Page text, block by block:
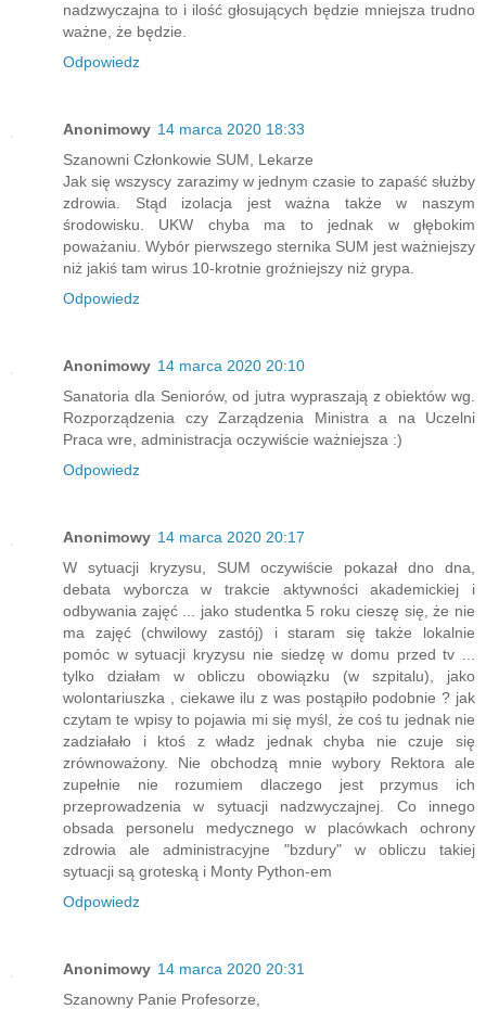
nadzwyczajna to i ilość głosujących będzie mniejsza trudno
ważne, że będzie.
Odpowiedz
Anonimowy 14 marca 2020 18:33
Szanowni Członkowie SUM, Lekarze
Jak się wszyscy zarazimy w jednym czasie to zapaść służby
zdrowia. Stąd izolacja jest ważna także w naszym
środowisku. UKW chyba ma to jednak w głębokim
poważaniu. Wybór pierwszego sternika SUM jest ważniejszy
niż jakiś tam wirus 10-krotnie groźniejszy niż grypa.
Odpowiedz
Anonimowy 14 marca 2020 20:10
Sanatoria dla Seniorów, od jutra wypraszają z obiektów wg.
Rozporządzenia czy Zarządzenia Ministra a na Uczelni
Praca wre, administracja oczywiście ważniejsza :)
Odpowiedz
Anonimowy 14 marca 2020 20:17
W sytuacji kryzysu, SUM oczywiście pokazał dno dna,
debata wyborcza w trakcie aktywności akademickiej i
odbywania zajęć ... jako studentka 5 roku cieszę się, że nie
ma zajęć (chwilowy zastój) i staram się także lokalnie
pomóc w sytuacji kryzysu nie siedzę w domu przed tv ...
tylko działam w obliczu obowiązku (w szpitalu), jako
wolontariuszka , ciekawe ilu z was postąpiło podobnie ? jak
czytam te wpisy to pojawia mi się myśl, że coś tu jednak nie
zadziałało i ktoś z władz jednak chyba nie czuje się
zrównoważony. Nie obchodzą mnie wybory Rektora ale
zupełnie nie rozumiem dlaczego jest przymus ich
przeprowadzenia w sytuacji nadzwyczajnej. Co innego
obsada personelu medycznego w placówkach ochrony
zdrowia ale administracyjne "bzdury" w obliczu takiej
sytuacji są groteską i Monty Python-em
Odpowiedz
Anonimowy 14 marca 2020 20:31
Szanowny Panie Profesorze,